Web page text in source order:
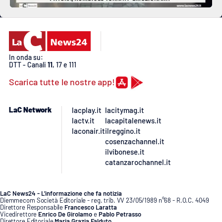
In onda su:
DTT - Canali 11, 17 e 111
Scarica tutte le nostre app!
LaC Network
lacplay.it
lactv.it
laconair.it
lacitymag.it
lacapitalenews.it
ilreggino.it
cosenzachannel.it
ilvibonese.it
catanzarochannel.it
LaC News24 - L’informazione che fa notizia
Diemmecom Società Editoriale - reg. trib. VV 23/05/1989 n°68 - R.O.C. 4049
Direttore Responsabile Francesco Laratta
Vicedirettore Enrico De GirolamoePablo Petrasso